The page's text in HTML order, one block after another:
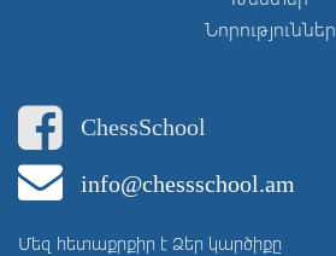
Նորություններ
ChessSchool
info@chessschool.am
Մեզ հետաքրքիր է Ձեր կարծիքը